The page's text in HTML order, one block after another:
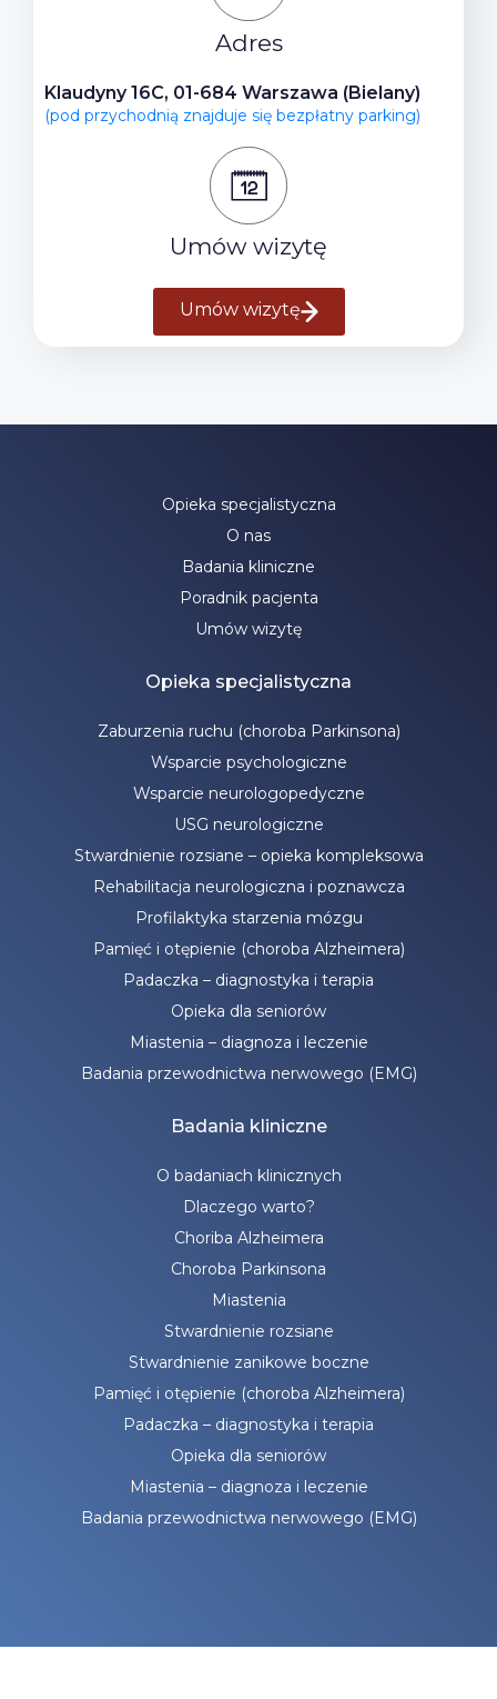
Adres
Klaudyny 16C, 01-684 Warszawa (Bielany)
(pod przychodnią znajduje się bezpłatny parking)
Umów wizytę
Umów wizytę
Opieka specjalistyczna
O nas
Badania kliniczne
Poradnik pacjenta
Umów wizytę
Opieka specjalistyczna
Zaburzenia ruchu (choroba Parkinsona)
Wsparcie psychologiczne
Wsparcie neurologopedyczne
USG neurologiczne
Stwardnienie rozsiane – opieka kompleksowa
Rehabilitacja neurologiczna i poznawcza
Profilaktyka starzenia mózgu
Pamięć i otępienie (choroba Alzheimera)
Padaczka – diagnostyka i terapia
Opieka dla seniorów
Miastenia – diagnoza i leczenie
Badania przewodnictwa nerwowego (EMG)
Badania kliniczne
O badaniach klinicznych
Dlaczego warto?
Choriba Alzheimera
Choroba Parkinsona
Miastenia
Stwardnienie rozsiane
Stwardnienie zanikowe boczne
Pamięć i otępienie (choroba Alzheimera)
Padaczka – diagnostyka i terapia
Opieka dla seniorów
Miastenia – diagnoza i leczenie
Badania przewodnictwa nerwowego (EMG)